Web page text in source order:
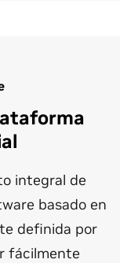
integral de
basado en
definida por
fácilmente